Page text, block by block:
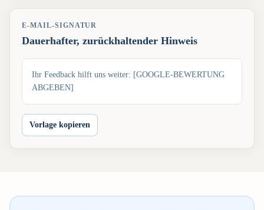
E-MAIL-SIGNATUR
Dauerhafter, zurückhaltender Hinweis
Ihr Feedback hilft uns weiter: [GOOGLE-BEWERTUNG
ABGEBEN]
Vorlage kopieren